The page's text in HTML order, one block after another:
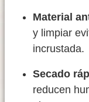
Material
y limpiar
incrustada.
Secado
reducen